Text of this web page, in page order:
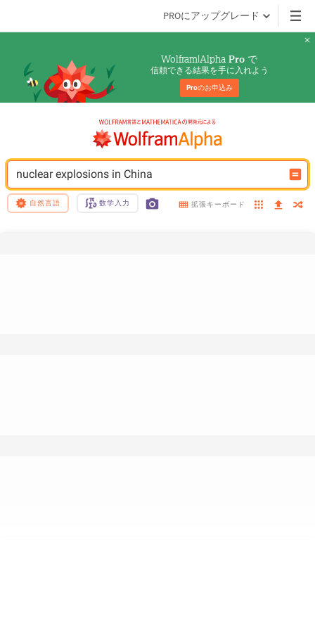
PROにアップグレード
Wolfram|Alpha Pro で
信頼できる結果を手に入れよう
Proのお申込み
nuclear explosions in China
自然言語 数学入力 拡張キーボード